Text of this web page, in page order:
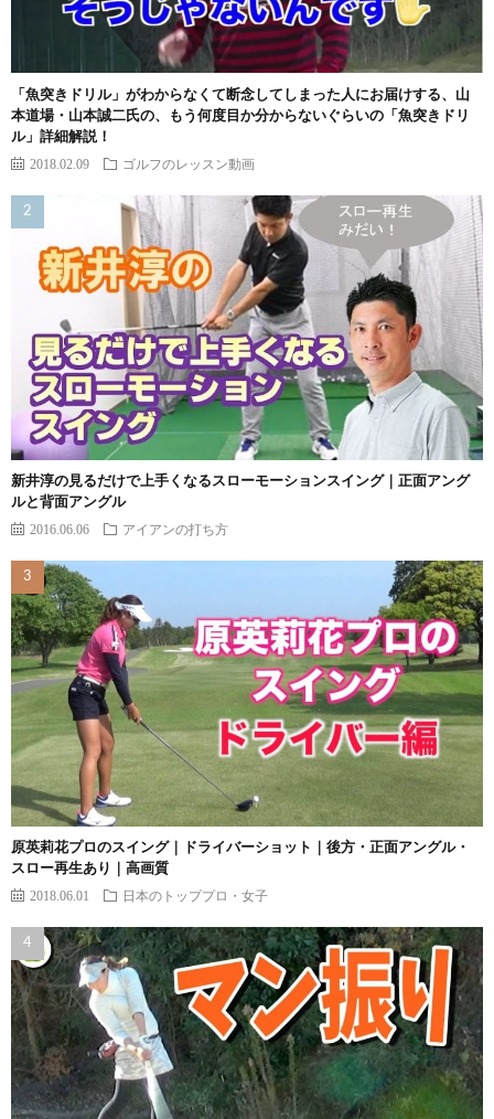
「魚突きドリル」がわからなくて断念してしまった人にお届けする、山
本道場・山本誠二氏の、もう何度目か分からないぐらいの「魚突きドリ
ル」詳細解説！
2018.02.09 ゴルフのレッスン動画
新井淳の見るだけで上手くなるスローモーションスイング｜正面アング
ルと背面アングル
2016.06.06 アイアンの打ち方
原英莉花プロのスイング｜ドライバーショット｜後方・正面アングル・
スロー再生あり｜高画質
2018.06.01 日本のトッププロ・女子